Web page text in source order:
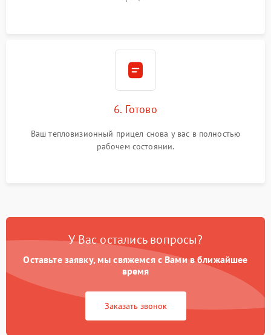
6. Готово
Ваш тепловизионный прицел снова у вас в полностью
рабочем состоянии.
У Вас остались вопросы?
Оставьте заявку, мы свяжемся с Вами в ближайшее
время
Заказать звонок